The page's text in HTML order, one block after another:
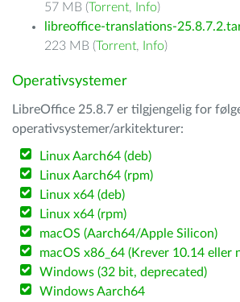
57 MB (Torrent, Info)
libreoffice-translations-
223 MB (Torrent, Info)
Operativsystemer
LibreOffice 25.8.7 er tilgjengelig for
operativsystemer/arkitekturer:
Linux Aarch64 (deb)
Linux Aarch64 (rpm)
Linux x64 (deb)
Linux x64 (rpm)
macOS (Aarch64/Apple Silicon)
macOS x86_64 (Krever 10.14 eller
Windows (32 bit, deprecated)
Windows Aarch64